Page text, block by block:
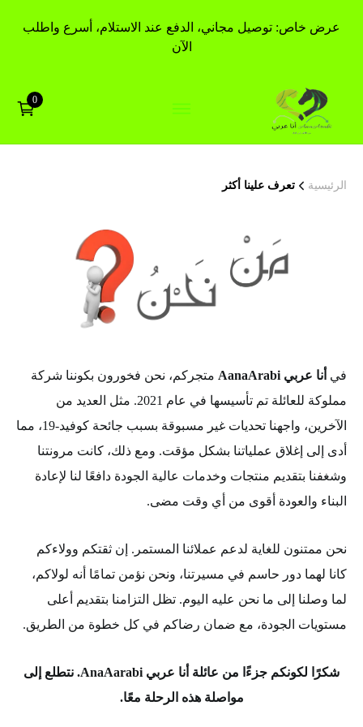
عرض خاص: توصيل مجاني، الدفع عند الاستلام، أسرع واطلب
الآن
0
الرئيسية تعرف علينا أكثر
في أنا عربي AanaArabi
متجركم، نحن فخورون بكوننا شركة
مملوكة للعائلة تم تأسيسها في عام 2021. مثل العديد من
الآخرين، واجهنا تحديات غير مسبوقة بسبب جائحة كوفيد-19، مما
أدى إلى إغلاق عملياتنا بشكل مؤقت. ومع ذلك، كانت مرونتنا
وشغفنا بتقديم منتجات وخدمات عالية الجودة دافعًا لنا لإعادة
البناء والعودة أقوى من أي وقت مضى.
نحن ممتنون للغاية لدعم عملائنا المستمر. إن ثقتكم وولاءكم
كانا لهما دور حاسم في مسيرتنا، ونحن نؤمن تمامًا أنه لولاكم،
لما وصلنا إلى ما نحن عليه اليوم. تظل التزامنا بتقديم أعلى
مستويات الجودة، مع ضمان رضاكم في كل خطوة من الطريق.
شكرًا لكونكم جزءًا من عائلة أنا عربي AnaAarabi. نتطلع إلى
مواصلة هذه الرحلة معًا.